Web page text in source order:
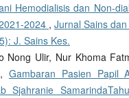
Hemodialisis dan Non-
2024 ,Jurnal Sains
J. Sains Kes.
Nong Ulir, Nur Khoma
Gambaran Pasien Papil
Sjahranie